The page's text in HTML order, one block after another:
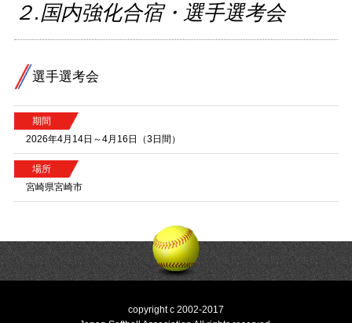
２.国内強化合宿・選手選考会
選手選考会
期間
2026年4月14日～4月16日（3日間）
場所
宮崎県宮崎市
copyright c 2002-2017